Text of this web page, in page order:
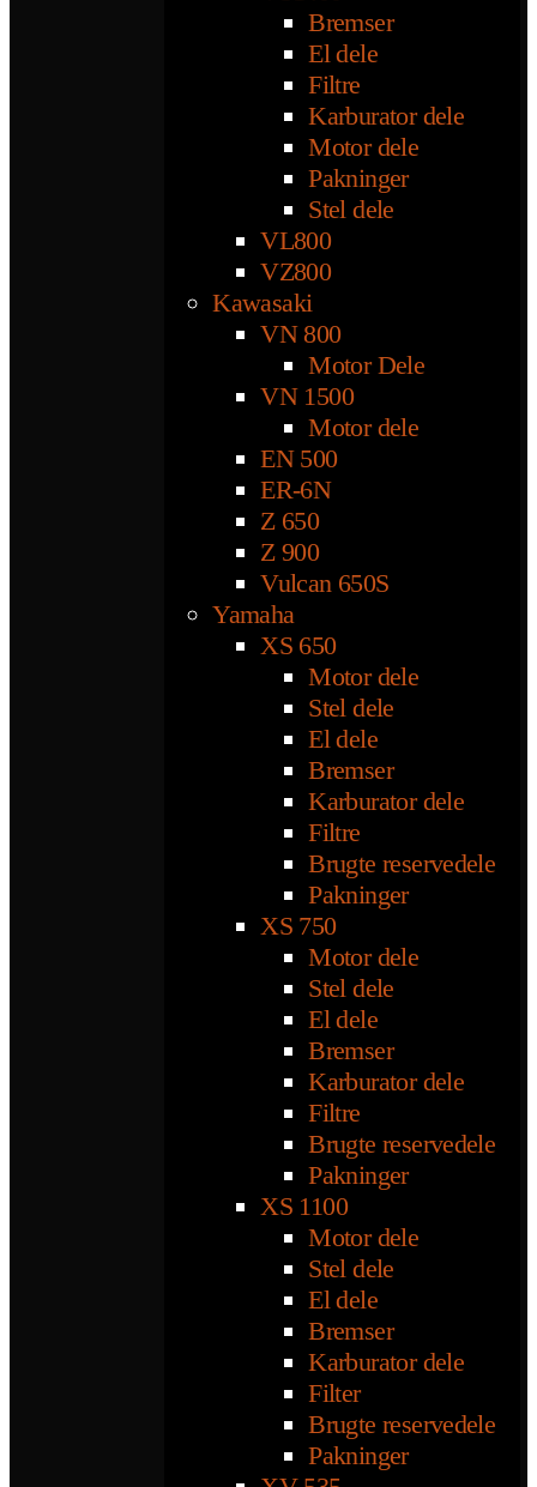
Bremser
El dele
Filtre
Karburator dele
Motor dele
Pakninger
Stel dele
VL800
VZ800
Kawasaki
VN 800
Motor Dele
VN 1500
Motor dele
EN 500
ER-6N
Z 650
Z 900
Vulcan 650S
Yamaha
XS 650
Motor dele
Stel dele
El dele
Bremser
Karburator dele
Filtre
Brugte reservedele
Pakninger
XS 750
Motor dele
Stel dele
El dele
Bremser
Karburator dele
Filtre
Brugte reservedele
Pakninger
XS 1100
Motor dele
Stel dele
El dele
Bremser
Karburator dele
Filter
Brugte reservedele
Pakninger